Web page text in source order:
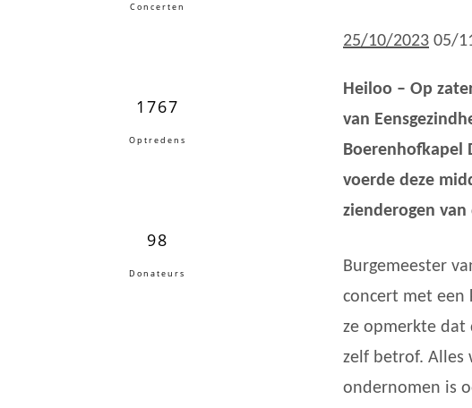
25/10/2023 05/
Heiloo – Op
van
Boerenhofkapel
voerde deze
zienderogen van
Burgemeester
concert met een
ze opmerkte dat
zelf betrof. Alles
ondernomen is
Concerten
1767
Optredens
98
Donateurs